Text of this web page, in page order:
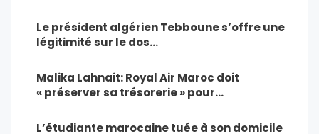
Le président algérien Tebboune s’offre une
légitimité sur le dos…
Malika Lahnait: Royal Air Maroc doit
« préserver sa trésorerie » pour…
L’étudiante marocaine tuée à son domicile